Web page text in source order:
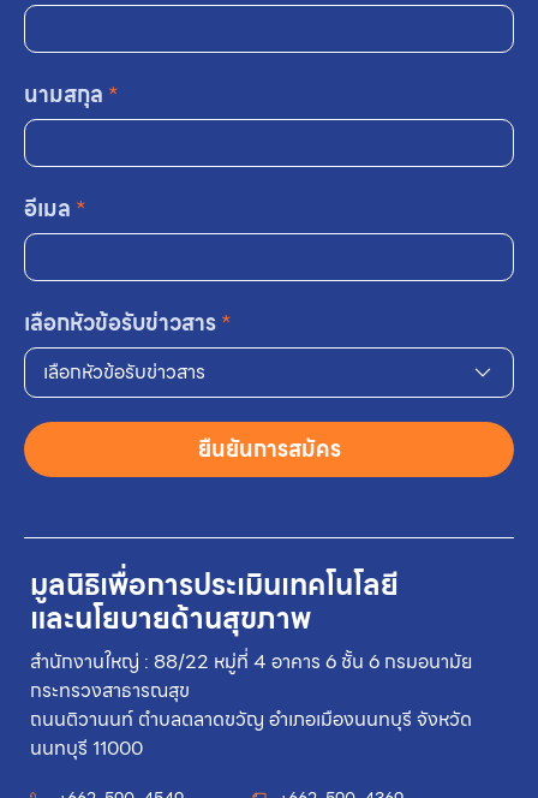
มูลนิธิเพื่อการประเมินเทคโนโลยี
และนโยบายด้านสุขภาพ
สำนักงานใหญ่ : 88/22 หมู่ที่ 4 อาคาร 6 ชั้น 6 กรมอนามัย
กระทรวงสาธารณสุข
ถนนติวานนท์ ตำบลตลาดขวัญ อำเภอเมืองนนทบุรี จังหวัด
นนทบุรี 11000
นามสกุล *
อีเมล *
เลือกหัวข้อรับข่าวสาร*
เลือกหัวข้อรับข่าวสาร
ยืนยันการสมัคร